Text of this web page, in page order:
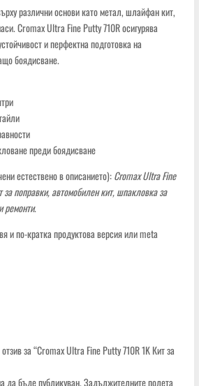
различни основи като метал, шлайфан кит,
Cromax Ultra Fine Putty 710R осигурява
и перфектна подготовка на
боядисване.
преди боядисване
естествено в описанието):Cromax Ultra Fine
за поправки, автомобилен кит, шпакловка за
ремонти.
и по-кратка продуктова версия или meta
за “Cromax Ultra Fine Putty 710R 1K Кит за
да бъде публикуван.Задължителните полета